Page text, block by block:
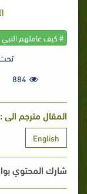
# كيف عاملهم
884
المقال مترجم الى :
English
شارك المحتوي